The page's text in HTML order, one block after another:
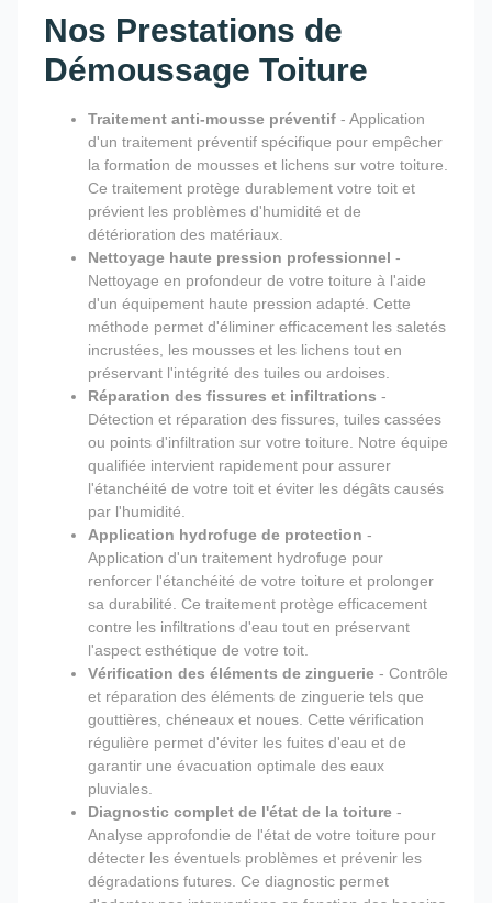
Nos Prestations de
Démoussage Toiture
Traitement anti-mousse préventif - Application
d'un traitement préventif spécifique pour empêcher
la formation de mousses et lichens sur votre toiture.
Ce traitement protège durablement votre toit et
prévient les problèmes d'humidité et de
détérioration des matériaux.
Nettoyage haute pression professionnel -
Nettoyage en profondeur de votre toiture à l'aide
d'un équipement haute pression adapté. Cette
méthode permet d'éliminer efficacement les saletés
incrustées, les mousses et les lichens tout en
préservant l'intégrité des tuiles ou ardoises.
Réparation des fissures et infiltrations -
Détection et réparation des fissures, tuiles cassées
ou points d'infiltration sur votre toiture. Notre équipe
qualifiée intervient rapidement pour assurer
l'étanchéité de votre toit et éviter les dégâts causés
par l'humidité.
Application hydrofuge de protection -
Application d'un traitement hydrofuge pour
renforcer l'étanchéité de votre toiture et prolonger
sa durabilité. Ce traitement protège efficacement
contre les infiltrations d'eau tout en préservant
l'aspect esthétique de votre toit.
Vérification des éléments de zinguerie - Contrôle
et réparation des éléments de zinguerie tels que
gouttières, chéneaux et noues. Cette vérification
régulière permet d'éviter les fuites d'eau et de
garantir une évacuation optimale des eaux
pluviales.
Diagnostic complet de l'état de la toiture -
Analyse approfondie de l'état de votre toiture pour
détecter les éventuels problèmes et prévenir les
dégradations futures. Ce diagnostic permet